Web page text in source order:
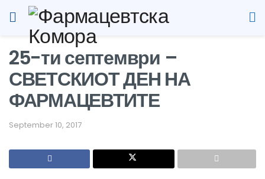
25-ти септември –
СВЕТСКИОТ ДЕН НА
ФАРМАЦЕВТИТЕ
September 10, 2017